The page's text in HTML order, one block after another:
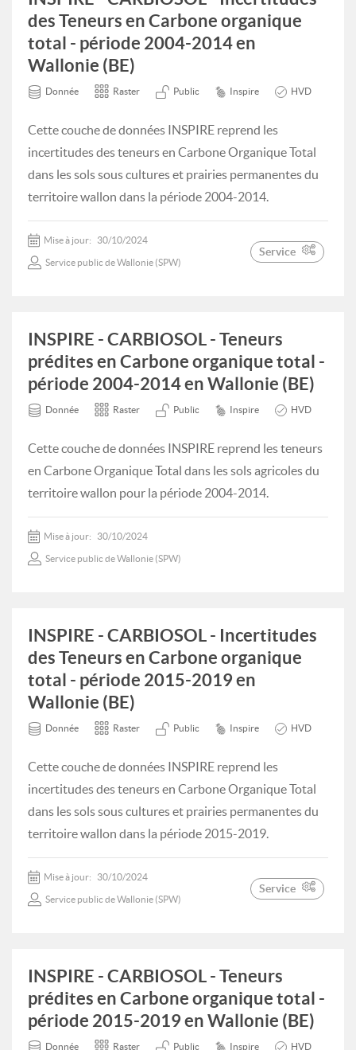
des Teneurs en Carbone organique
total - période 2004-2014 en
Wallonie (BE)
Donnée Raster Public Inspire HVD
Cette couche de données INSPIRE reprend les
incertitudes des teneurs en Carbone Organique Total
dans les sols sous cultures et prairies permanentes du
territoire wallon dans la période 2004-2014.
Mise à jour: 30/10/2024
Service public de Wallonie (SPW)
Service
INSPIRE - CARBIOSOL - Teneurs
prédites en Carbone organique total -
période 2004-2014 en Wallonie (BE)
Donnée Raster Public Inspire HVD
Cette couche de données INSPIRE reprend les teneurs
en Carbone Organique Total dans les sols agricoles du
territoire wallon pour la période 2004-2014.
Mise à jour: 30/10/2024
Service public de Wallonie (SPW)
INSPIRE - CARBIOSOL - Incertitudes
des Teneurs en Carbone organique
total - période 2015-2019 en
Wallonie (BE)
Donnée Raster Public Inspire HVD
Cette couche de données INSPIRE reprend les
incertitudes des teneurs en Carbone Organique Total
dans les sols sous cultures et prairies permanentes du
territoire wallon dans la période 2015-2019.
Mise à jour: 30/10/2024
Service public de Wallonie (SPW)
Service
INSPIRE - CARBIOSOL - Teneurs
prédites en Carbone organique total -
période 2015-2019 en Wallonie (BE)
Donnée Raster Public Inspire HVD